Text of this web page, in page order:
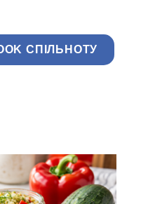
СПІЛЬНОТУ